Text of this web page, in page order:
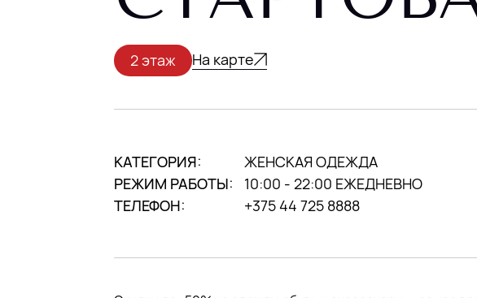
2 этаж На карте
КАТЕГОРИЯ:
ЖЕНСКАЯ ОДЕЖДА
РЕЖИМ РАБОТЫ:
10:00 - 22:00 ЕЖЕДНЕВНО
ТЕЛЕФОН:
+375 44 725 8888